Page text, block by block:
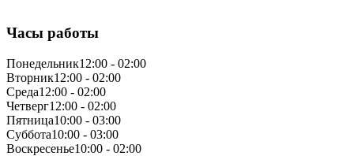
Часы работы
Понедельник12:00 - 02:00
Вторник12:00 - 02:00
Среда12:00 - 02:00
Четверг12:00 - 02:00
Пятница10:00 - 03:00
Суббота10:00 - 03:00
Воскресенье10:00 - 02:00